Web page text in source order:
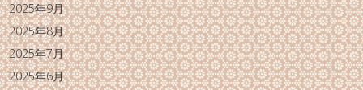
2025年9月
2025年8月
2025年7月
2025年6月